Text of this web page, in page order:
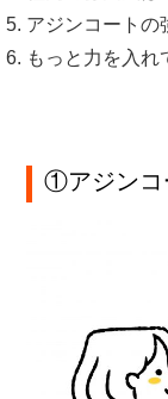
アジンコートの
もっと力を入れ
①アジンコ